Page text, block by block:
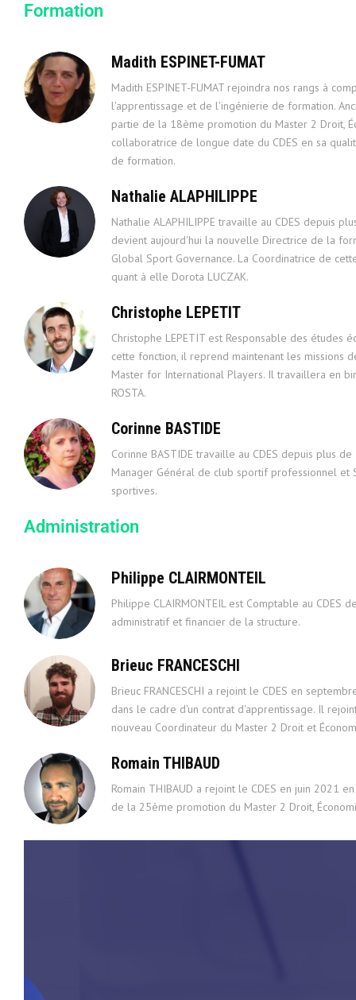
Formation
Madith ESPINET-FUMAT
Madith ESPINET-FUMAT rejoindra nos rangs à
l'apprentissage et de l'ingénierie de formation.
partie de la 18ème promotion du Master 2 Droit,
collaboratrice de longue date du CDES en sa
de formation.
Nathalie ALAPHILIPPE
Nathalie ALAPHILIPPE travaille au CDES depuis
devient aujourd'hui la nouvelle Directrice de la
Global Sport Governance. La Coordinatrice de
quant à elle Dorota LUCZAK.
Christophe LEPETIT
Christophe LEPETIT est Responsable des études
cette fonction, il reprend maintenant les missions
Master for International Players. Il travaillera en
ROSTA.
Corinne BASTIDE
Corinne BASTIDE travaille au CDES depuis plus
Manager Général de club sportif professionnel et
sportives.
Administration
Philippe CLAIRMONTEIL
Philippe CLAIRMONTEIL est Comptable au
administratif et financier de la structure.
Brieuc FRANCESCHI
Brieuc FRANCESCHI a rejoint le CDES en
dans le cadre d'un contrat d'apprentissage. Il
nouveau Coordinateur du Master 2 Droit et
Romain THIBAUD
Romain THIBAUD a rejoint le CDES en juin 2021
de la 25ème promotion du Master 2 Droit,